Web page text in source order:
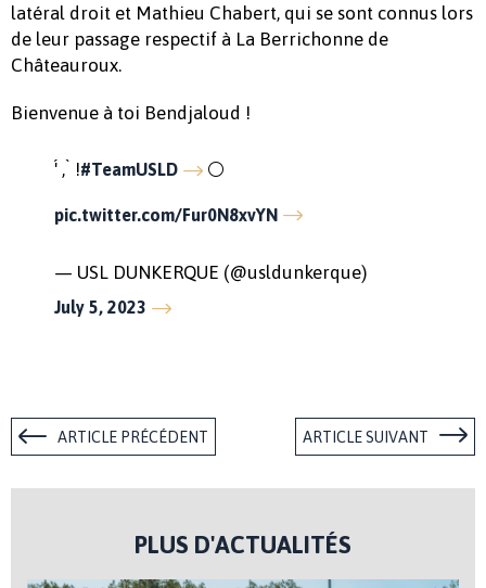
latéral droit et Mathieu Chabert, qui se sont connus lors
de leur passage respectif à La Berrichonne de
Châteauroux.
Bienvenue à toi Bendjaloud !
'́ , ̀ !#TeamUSLD ⚪️
pic.twitter.com/Fur0N8xvYN
— USL DUNKERQUE (@usldunkerque)
July 5, 2023
ARTICLE PRÉCÉDENT ARTICLE SUIVANT
PLUS D'ACTUALITÉS